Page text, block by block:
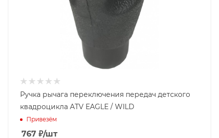
Ручка рычага переключения передач детского
квадроцикла ATV EAGLE / WILD
Привезём
767 ₽/шт